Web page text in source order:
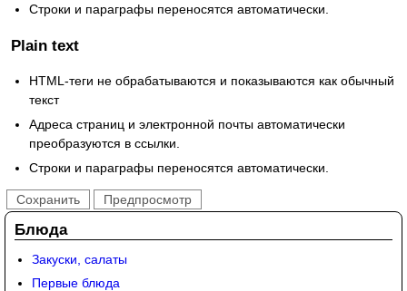
Строки и параграфы переносятся автоматически.
Plain text
HTML-теги не обрабатываются и показываются как обычный
текст
Адреса страниц и электронной почты автоматически
преобразуются в ссылки.
Строки и параграфы переносятся автоматически.
Блюда
Закуски, салаты
Первые блюда